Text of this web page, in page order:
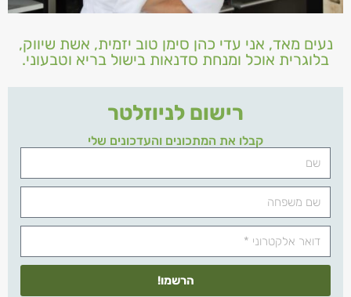
נעים מאד, אני עדי כהן סימן טוב יזמית, אשת שיווק,
בלוגרית אוכל ומנחת סדנאות בישול בריא וטבעוני.
רישום לניוזלטר
קבלו את המתכונים והעדכונים שלי
הרשמו!